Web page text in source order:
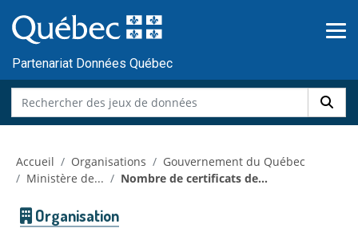
au
contenu
Partenariat Données Québec
Accueil Organisations
Gouvernement du Québec
Ministère de...
Nombre de certificats de...
Organisation